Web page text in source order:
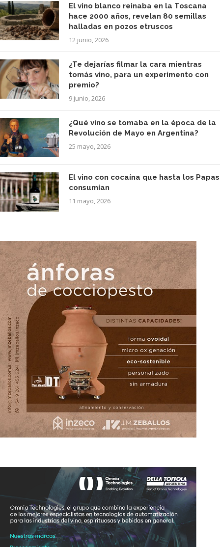
El vino blanco reinaba en la Toscana
hace 2000 años, revelan 80 semillas
halladas en pozos etruscos
12 junio, 2026
¿Te dejarías filmar la cara mientras
tomás vino, para un experimento con
premio?
9 junio, 2026
¿Qué vino se tomaba en la época de la
Revolución de Mayo en Argentina?
25 mayo, 2026
El vino con cocaína que hasta los Papas
consumían
11 mayo, 2026